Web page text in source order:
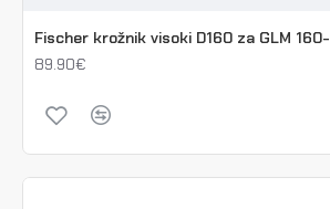
Fischer krožnik visoki D160 za GLM
89.90€